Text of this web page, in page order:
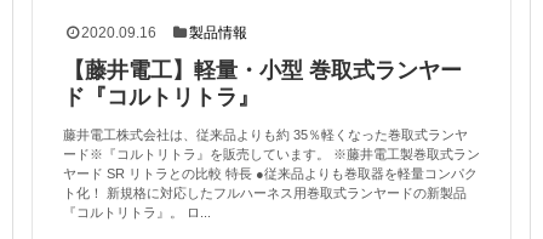
2020.09.16 製品情報
【藤井電工】軽量・小型 巻取式ランヤー
ド『コルトリトラ』
藤井電工株式会社は、従来品よりも約 35％軽くなった巻取式ランヤ
ード※『コルトリトラ』を販売しています。 ※藤井電工製巻取式ラン
ヤード SR リトラとの比較 特長 ●従来品よりも巻取器を軽量コンパク
ト化！ 新規格に対応したフルハーネス用巻取式ランヤードの新製品
『コルトリトラ』。 ロ...